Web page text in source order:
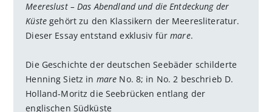
Meereslust – Das Abendland und die Entdeckung der
Küstegehört zu den Klassikern der Meeresliteratur.
Dieser Essay entstand exklusiv fürmare.
Die Geschichte der deutschen Seebäder schilderte
Henning Sietz in mare No. 8; in No. 2 beschrieb D.
Holland-Moritz die Seebrücken entlang der
englischen Südküste